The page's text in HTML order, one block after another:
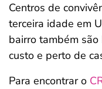
Centros de
terceira idade em
bairro também
custo e perto de
Para encontrar o